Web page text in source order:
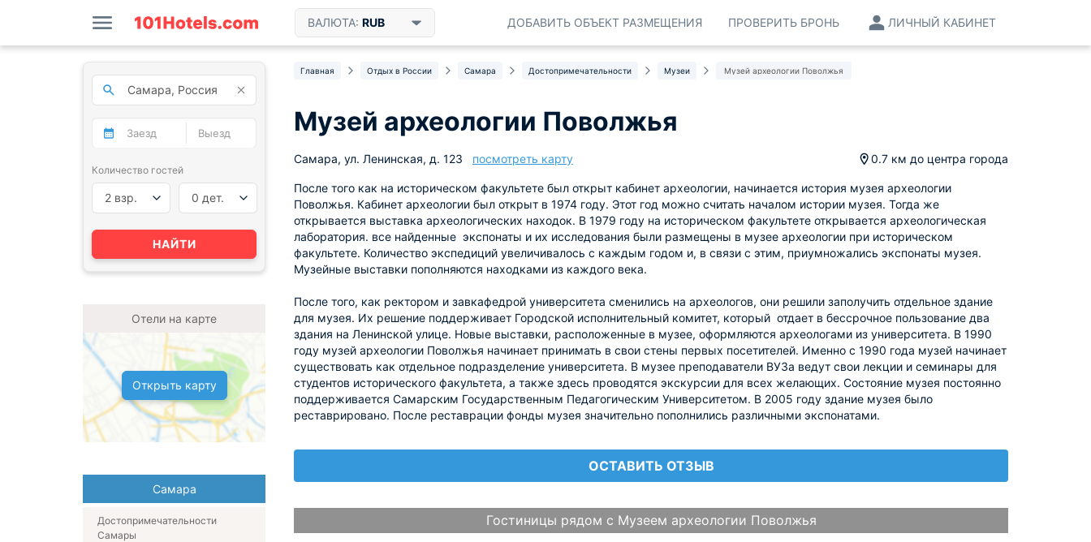
ВАЛЮТА: RUB ЛИЧНЫЙ КАБИНЕТ
ПРОВЕРИТЬ БРОНЬ
ДОБАВИТЬ ОБЪЕКТ РАЗМЕЩЕНИЯ
Главная Отдых в России Самара Достопримечательности Музеи Музей археологии Поволжья
Музей археологии Поволжья
Самара, ул. Ленинская, д. 123 посмотреть карту 0.7 км до центра города
После того как на историческом факультете был открыт кабинет археологии, начинается история музея археологии
Поволжья. Кабинет археологии был открыт в 1974 году. Этот год можно считать началом истории музея. Тогда же
открывается выставка археологических находок. В 1979 году на историческом факультете открывается археологическая
лаборатория. все найденные экспонаты и их исследования были размещены в музее археологии при историческом
факультете. Количество экспедиций увеличивалось с каждым годом и, в связи с этим, приумножались экспонаты музея.
Музейные выставки пополняются находками из каждого века.
После того, как ректором и завкафедрой университета сменились на археологов, они решили заполучить отдельное здание
для музея. Их решение поддерживает Городской исполнительный комитет, который отдает в бессрочное пользование два
здания на Ленинской улице. Новые выставки, расположенные в музее, оформляются археологами из университета. В 1990
году музей археологии Поволжья начинает принимать в свои стены первых посетителей. Именно с 1990 года музей начинает
существовать как отдельное подразделение университета. В музее преподаватели ВУЗа ведут свои лекции и семинары для
студентов исторического факультета, а также здесь проводятся экскурсии для всех желающих. Состояние музея постоянно
поддерживается Самарским Государственным Педагогическим Университетом. В 2005 году здание музея было
реставрировано. После реставрации фонды музея значительно пополнились различными экспонатами.
ОСТАВИТЬ ОТЗЫВ
Гостиницы рядом с Музеем археологии Поволжья
Количество гостей
2 взр. 0 дет.
НАЙТИ
Отели на карте
Открыть карту
Самара
Достопримечательности
Самары